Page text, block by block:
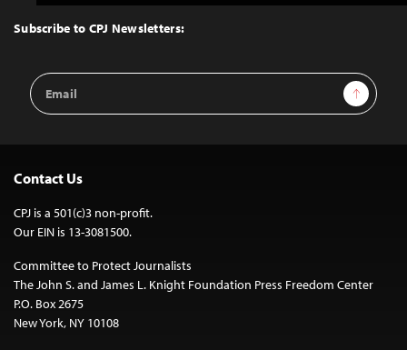
Top
Subscribe to CPJ Newsletters:
Email
Address
Sign Up
Contact Us
CPJ is a 501(c)3 non-profit.
Our EIN is 13-3081500.
Committee to Protect Journalists
The John S. and James L. Knight Foundation Press Freedom Center
P.O. Box 2675
New York, NY 10108